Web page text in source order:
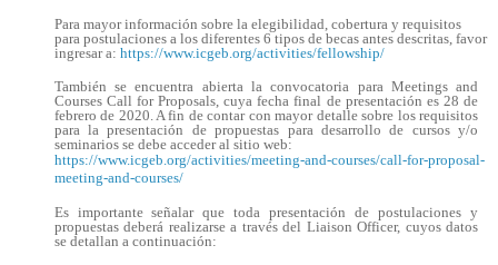
Para mayor información sobre la elegibilidad, cobertura y requisitos
para postulaciones a los diferentes 6 tipos de becas antes descritas, favor
ingresar a: https://www.icgeb.org/activities/fellowship/
También se encuentra abierta la convocatoria para Meetings and
Courses Call for Proposals, cuya fecha final de presentación es 28 de
febrero de 2020. A fin de contar con mayor detalle sobre los requisitos
para la presentación de propuestas para desarrollo de cursos y/o
seminarios se debe acceder al sitio web:
https://www.icgeb.org/activities/meeting-and-courses/call-for-proposal-
meeting-and-courses/
Es importante señalar que toda presentación de postulaciones y
propuestas deberá realizarse a través del Liaison Officer, cuyos datos
se detallan a continuación: